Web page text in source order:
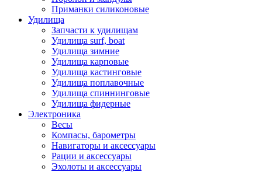
Приманки силиконовые
Удилища
Запчасти к удилищам
Удилища surf, boat
Удилища зимние
Удилища карповые
Удилища кастинговые
Удилища поплавочные
Удилища спиннинговые
Удилища фидерные
Электроника
Весы
Компасы, барометры
Навигаторы и аксессуары
Рации и аксессуары
Эхолоты и аксессуары